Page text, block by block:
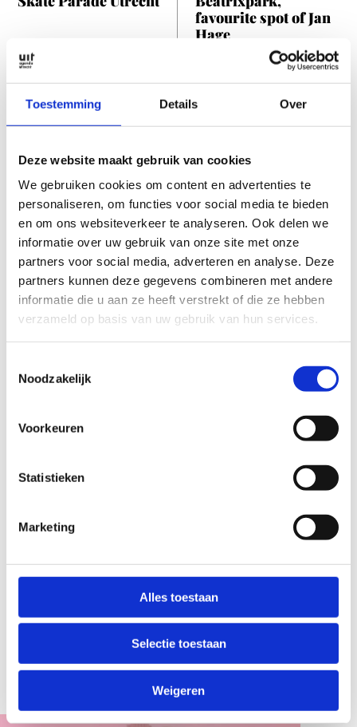
Toestemming Details Over
Deze website maakt gebruik van cookies
We gebruiken cookies om content en advertenties te
personaliseren, om functies voor social media te bieden
en om ons websiteverkeer te analyseren. Ook delen we
informatie over uw gebruik van onze site met onze
partners voor social media, adverteren en analyse. Deze
partners kunnen deze gegevens combineren met andere
informatie die u aan ze heeft verstrekt of die ze hebben
verzameld op basis van uw gebruik van hun services.
Noodzakelijk
Voorkeuren
Statistieken
Marketing
Alles toestaan
Selectie toestaan
Weigeren
favourite spot of Jan
Hage
July & August 2026
Early Music Festival:
Polyphonic
Interview
Birdcage Radio:
Stage for local talent
Throwback
Throwback: 2020 -
Making art together:
June 2026
Utrecht in hip-hop
mode: Freedom City
ANTIBIGTECH-
PUNKJAM: Get rid of